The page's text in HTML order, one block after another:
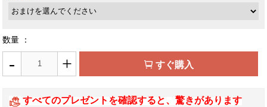
数量 ：
- + すぐ購入
すべてのプレゼントを確認すると、驚きがあります